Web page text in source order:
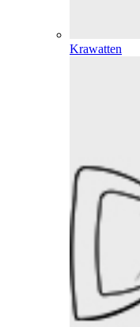
Krawatten